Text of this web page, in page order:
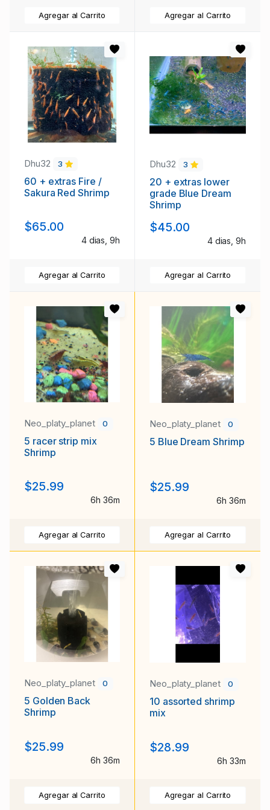
Agregar al Carrito Agregar al Carrito
Dhu32 3
60 + extras Fire /
Sakura Red Shrimp
$65.00
4 dias, 9h
Agregar al Carrito
Dhu32 3
20 + extras lower
grade Blue Dream
Shrimp
$45.00
4 dias, 9h
Agregar al Carrito
Neo_platy_planet 0
5 racer strip mix
Shrimp
$25.99
6h 36m
Agregar al Carrito
Neo_platy_planet 0
5 Blue Dream Shrimp
$25.99
6h 36m
Agregar al Carrito
Neo_platy_planet 0
5 Golden Back
Shrimp
$25.99
6h 36m
Agregar al Carrito
Neo_platy_planet 0
10 assorted shrimp
mix
$28.99
6h 33m
Agregar al Carrito